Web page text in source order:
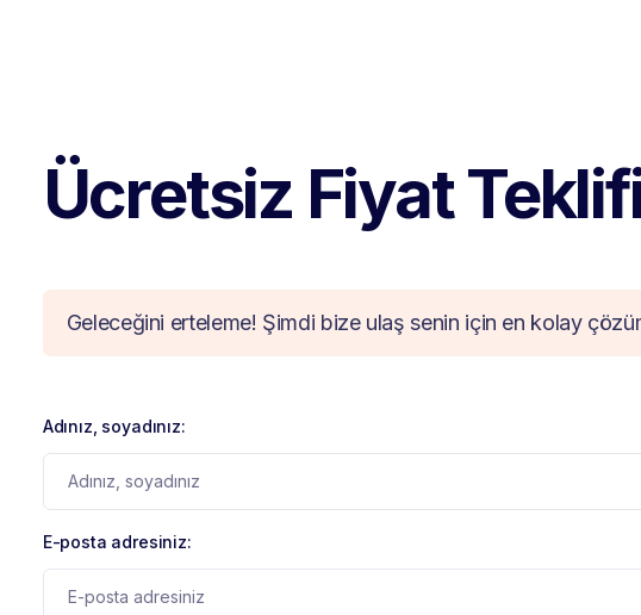
Ücretsiz Fiyat
Geleceğini erteleme! Şimdi bize ulaş senin için en kolay
Adınız, soyadınız:
E-posta adresiniz: